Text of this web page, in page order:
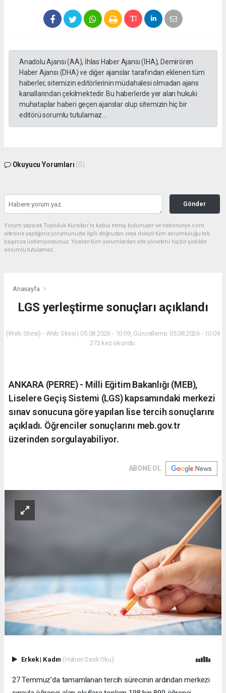
Anadolu Ajansı (AA), İhlas Haber Ajansı (İHA), Demirören
Haber Ajansı (DHA) ve diğer ajanslar tarafından eklenen tüm
haberler, sitemizin editörlerinin müdahalesi olmadan ajans
kanallarından çekilmektedir. Bu haberlerde yer alan hukuki
muhataplar haberi geçen ajanslar olup sitemizin hiç bir
editörü sorumlu tutulamaz...
Okuyucu Yorumları (0)
Gönder
Yorum yazarak Topluluk Kuralları’nı kabul etmiş bulunuyor ve haberunye.com
sitesine yaptığınız yorumunuzla ilgili doğrudan veya dolaylı tüm sorumluluğu tek
başınıza üstleniyorsunuz. Yazılan tüm yorumlardan site yönetimi hiçbir şekilde
sorumlu tutulamaz.
Anasayfa
LGS yerleştirme sonuçları açıklandı
(Web Sitesi) - Web Sitesi | 05.08.2026 - 10:09, Güncelleme: 05.08.2026 - 10:09
272 kez okundu.
ANKARA (PERRE) - Milli Eğitim Bakanlığı (MEB),
Liselere Geçiş Sistemi (LGS) kapsamındaki merkezi
sınav sonucuna göre yapılan lise tercih sonuçlarını
açıkladı. Öğrenciler sonuçlarını meb.gov.tr
üzerinden sorgulayabiliyor.
ABONE OL
Erkek| Kadın (Haberi Sesli Oku)
27 Temmuz'da tamamlanan tercih sürecinin ardından merkezi